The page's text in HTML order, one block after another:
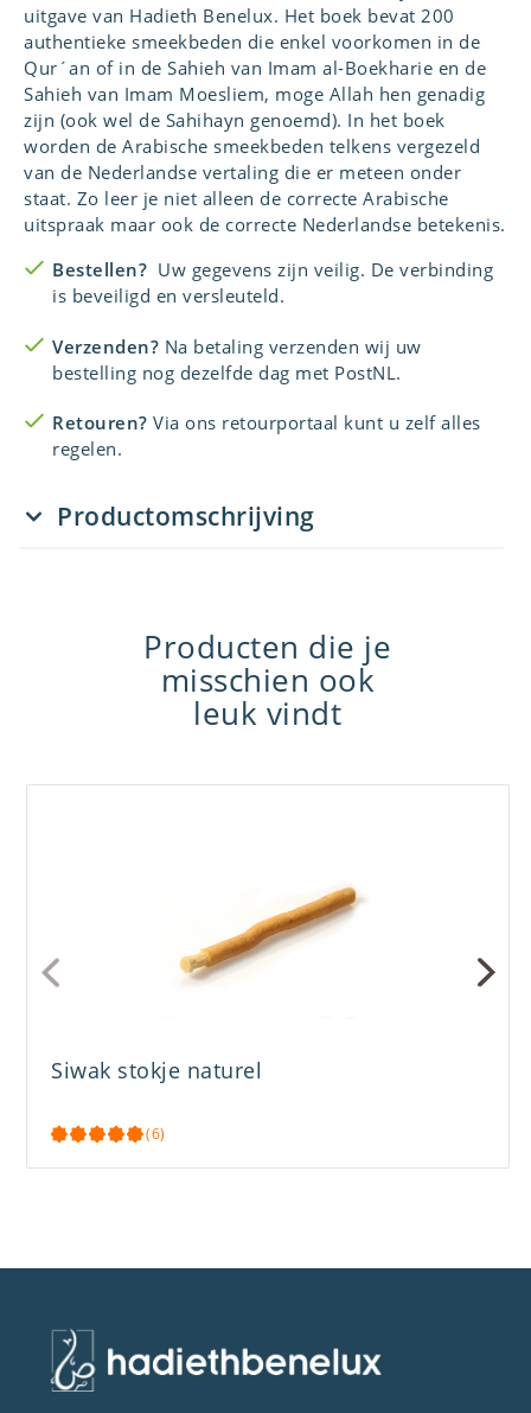
uitgave van Hadieth Benelux. Het boek bevat 200
authentieke smeekbeden die enkel voorkomen in de
Qur´an of in de Sahieh van Imam al-Boekharie en de
Sahieh van Imam Moesliem, moge Allah hen genadig
zijn (ook wel de Sahihayn genoemd). In het boek
worden de Arabische smeekbeden telkens vergezeld
van de Nederlandse vertaling die er meteen onder
staat. Zo leer je niet alleen de correcte Arabische
uitspraak maar ook de correcte Nederlandse betekenis.
Bestellen? Uw gegevens zijn veilig. De verbinding
is beveiligd en versleuteld.
Verzenden? Na betaling verzenden wij uw
bestelling nog dezelfde dag met PostNL.
Retouren? Via ons retourportaal kunt u zelf alles
regelen.
Productomschrijving
Producten die je
misschien ook
leuk vindt
Siwak stokje naturel
(6)